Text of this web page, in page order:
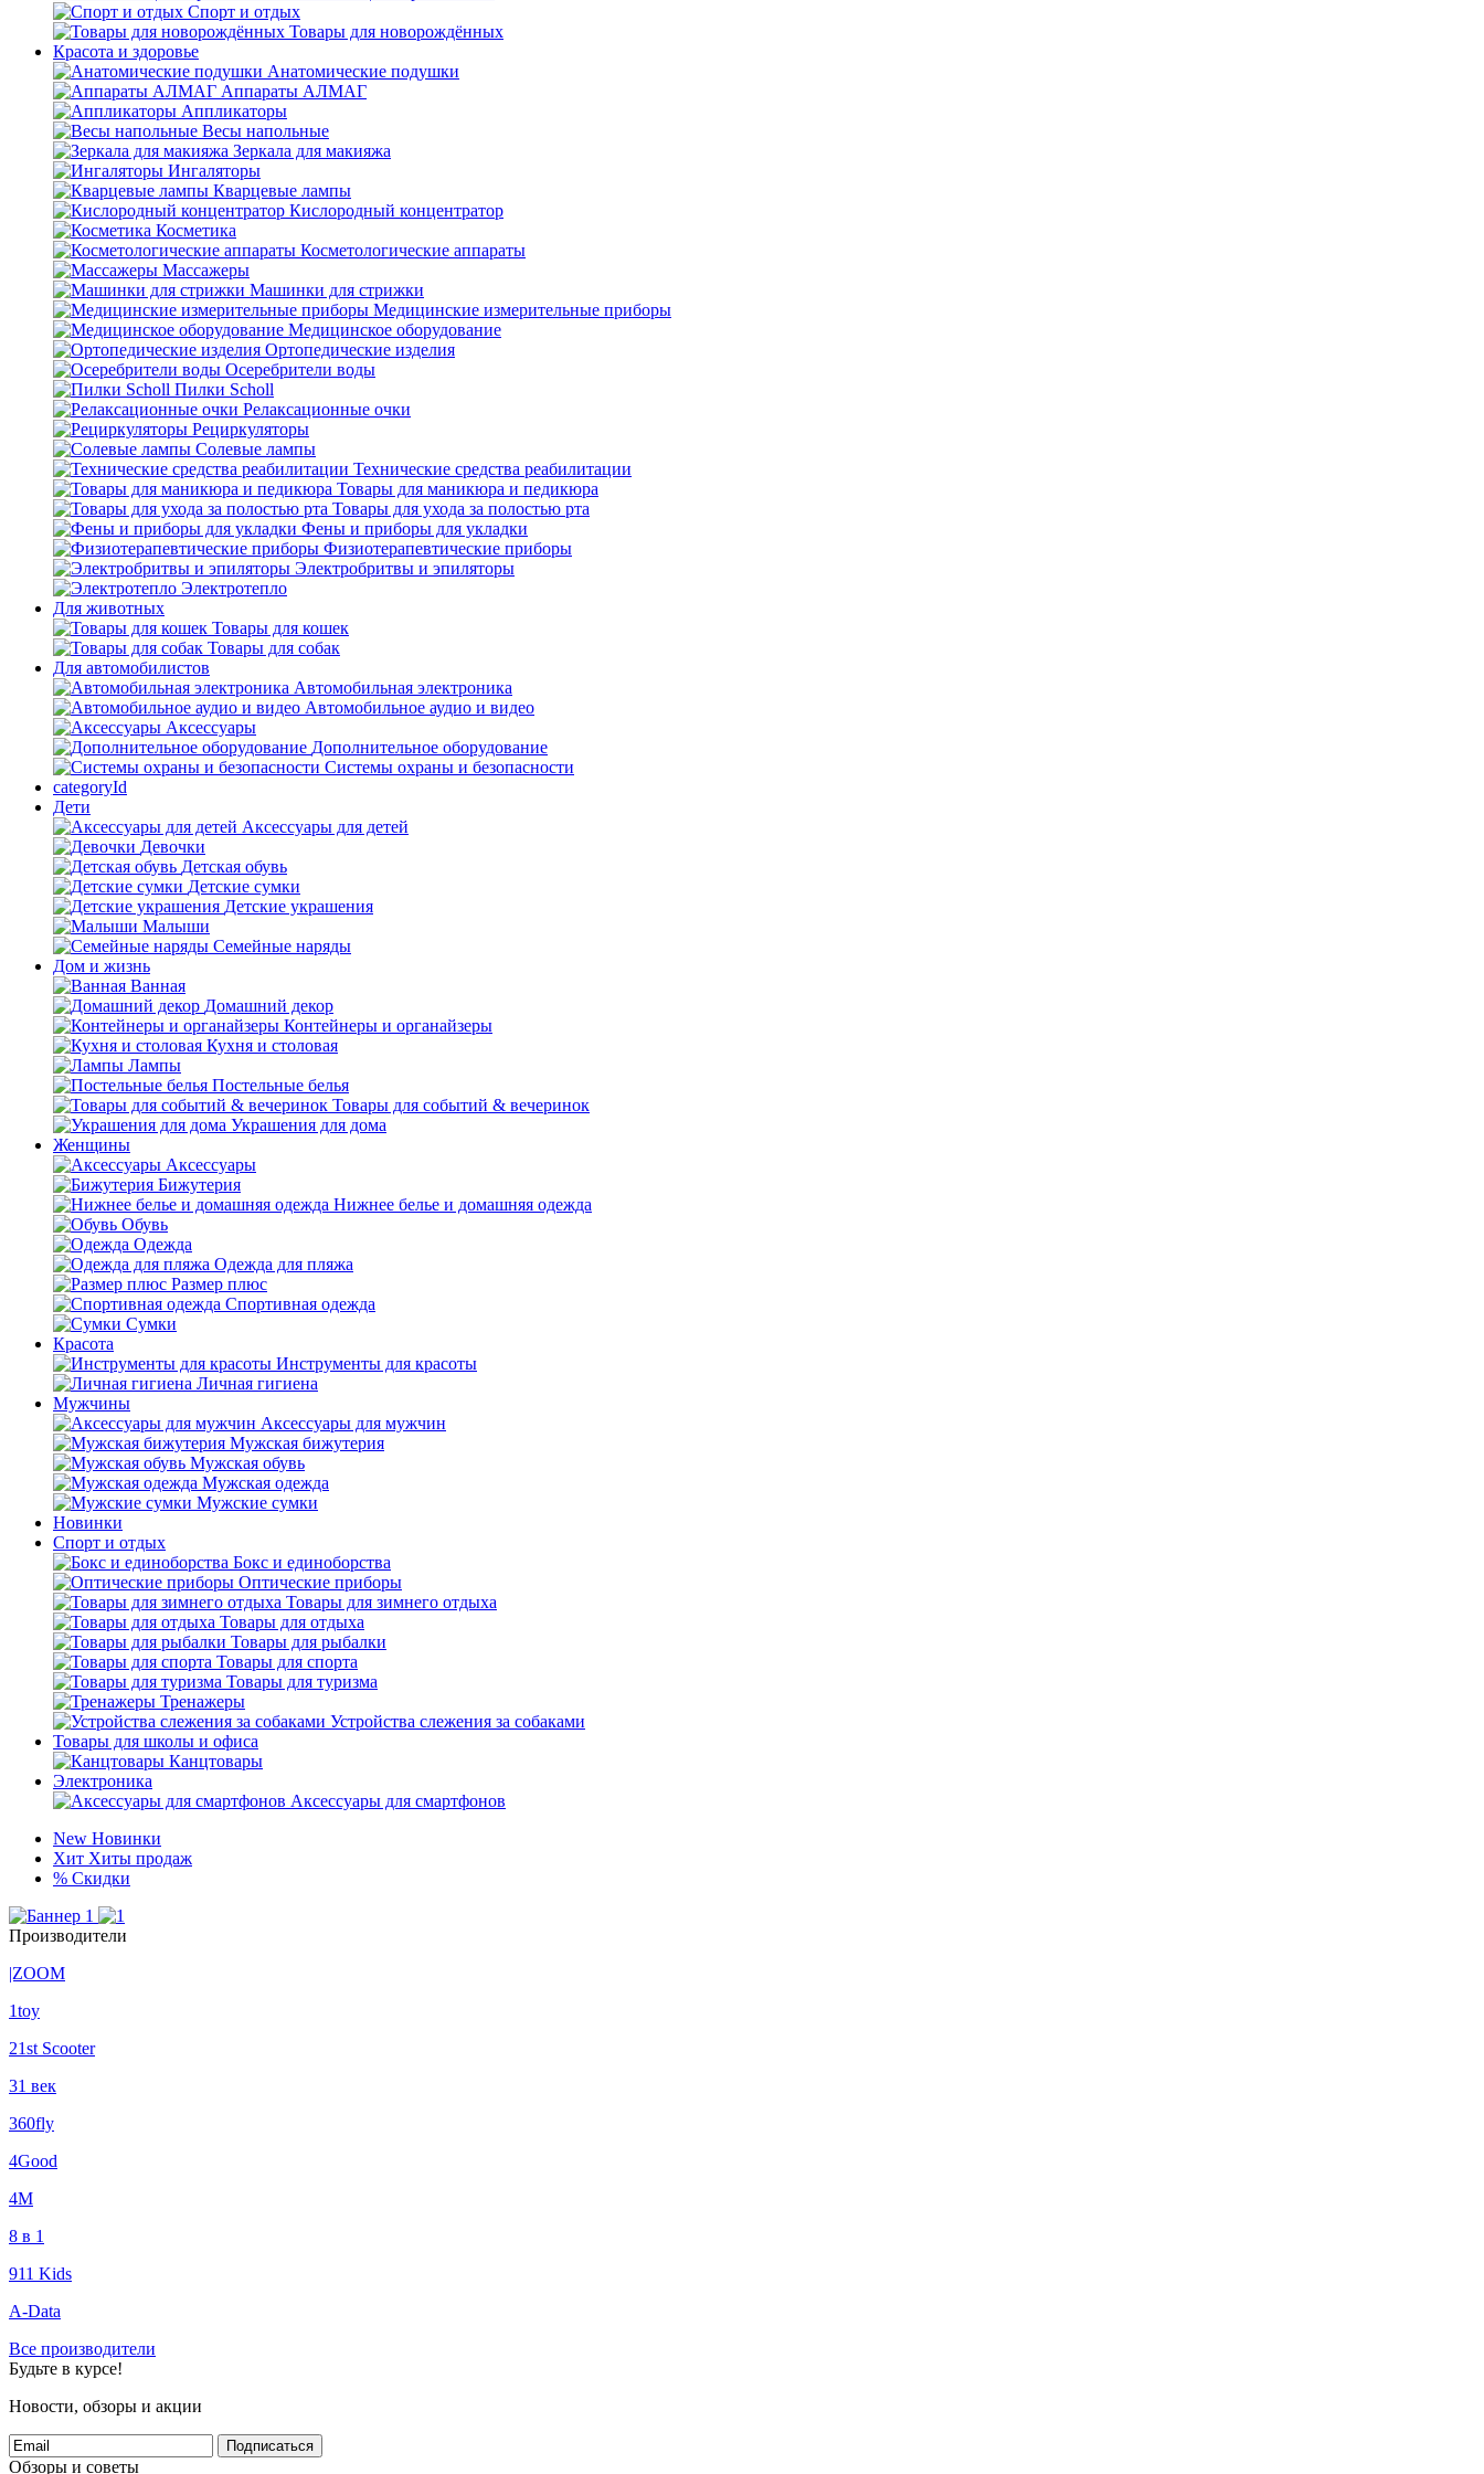
Спорт и отдых
Товары для новорождённых
Красота и здоровье
Анатомические подушки
Аппараты АЛМАГ
Аппликаторы
Весы напольные
Зеркала для макияжа
Ингаляторы
Кварцевые лампы
Кислородный концентратор
Косметика
Косметологические аппараты
Массажеры
Машинки для стрижки
Медицинские измерительные приборы
Медицинское оборудование
Ортопедические изделия
Осеребрители воды
Пилки Scholl
Релаксационные очки
Рециркуляторы
Солевые лампы
Технические средства реабилитации
Товары для маникюра и педикюра
Товары для ухода за полостью рта
Фены и приборы для укладки
Физиотерапевтические приборы
Электробритвы и эпиляторы
Электротепло
Для животных
Товары для кошек
Товары для собак
Для автомобилистов
Автомобильная электроника
Автомобильное аудио и видео
Аксессуары
Дополнительное оборудование
Системы охраны и безопасности
categoryId
Дети
Аксессуары для детей
Девочки
Детская обувь
Детские сумки
Детские украшения
Малыши
Семейные наряды
Дом и жизнь
Ванная
Домашний декор
Контейнеры и органайзеры
Кухня и столовая
Лампы
Постельные белья
Товары для событий & вечеринок
Украшения для дома
Женщины
Аксессуары
Бижутерия
Нижнее белье и домашняя одежда
Обувь
Одежда
Одежда для пляжа
Размер плюс
Спортивная одежда
Сумки
Красота
Инструменты для красоты
Личная гигиена
Мужчины
Аксессуары для мужчин
Мужская бижутерия
Мужская обувь
Мужская одежда
Мужские сумки
Новинки
Спорт и отдых
Бокс и единоборства
Оптические приборы
Товары для зимнего отдыха
Товары для отдыха
Товары для рыбалки
Товары для спорта
Товары для туризма
Тренажеры
Устройства слежения за собаками
Товары для школы и офиса
Канцтовары
Электроника
Аксессуары для смартфонов
New Новинки
Хит Хиты продаж
% Скидки
Производители
|ZOOM
1toy
21st Scooter
31 век
360fly
4Good
4М
8 в 1
911 Kids
A-Data
Все производители
Будьте в курсе!
Новости, обзоры и акции
Подписаться
Обзоры и советы